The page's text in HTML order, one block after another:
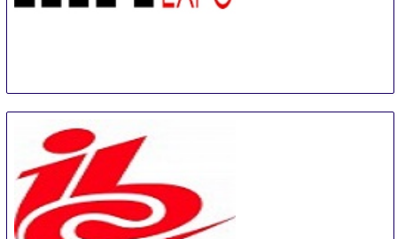
Helsinki
Finland